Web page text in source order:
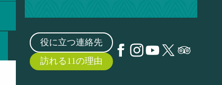
役に立つ連絡先
訪れる11の理由